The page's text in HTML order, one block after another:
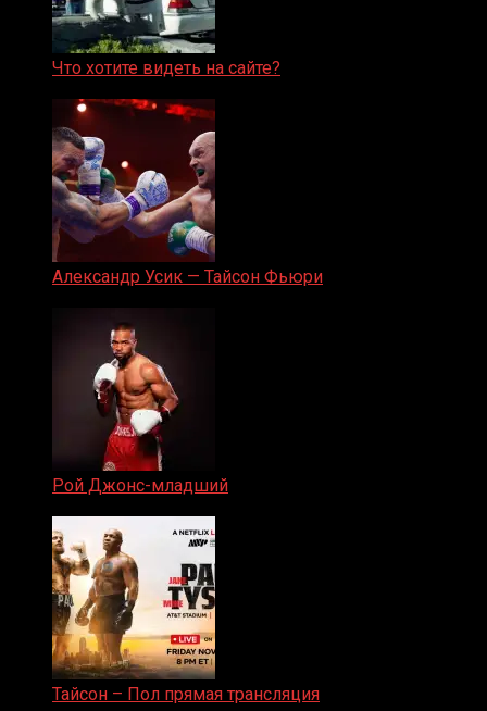
Что хотите видеть на сайте?
Александр Усик — Тайсон Фьюри
Рой Джонс-младший
Тайсон – Пол прямая трансляция